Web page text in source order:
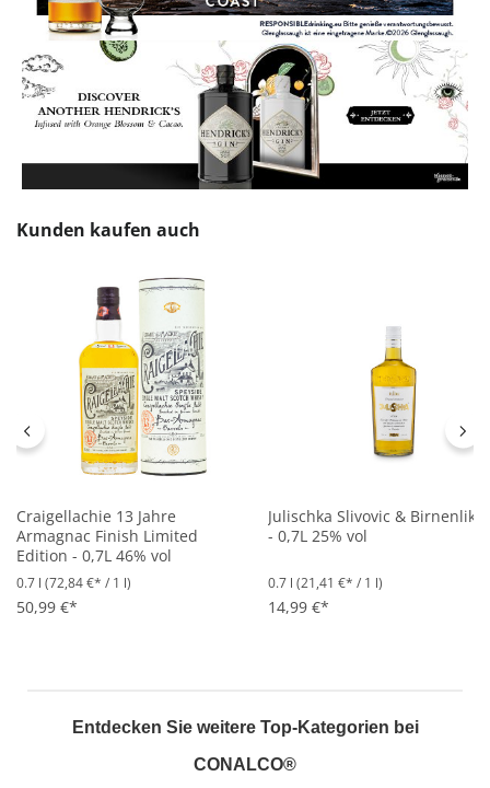
Produktgalerie überspringen
Kunden kaufen auch
Craigellachie 13 Jahre
Armagnac Finish Limited
Edition - 0,7L 46% vol
0.7 l (72,84 €* / 1 l)
50,99 €*
Julischka Slivovic & Birnenlikör
- 0,7L 25% vol
0.7 l (21,41 €* / 1 l)
14,99 €*
Entdecken Sie weitere Top-Kategorien bei
CONALCO®